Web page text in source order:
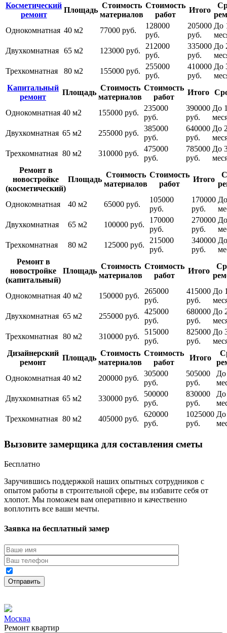
Косметический
ремонт
Площадь
Стоимость
материалов
Стоимость
работ
Итого
Однокомнатная 40 м2 77000 руб.
128000
руб.
205000
руб.
До
Двухкомнатная 65 м2 123000 руб.
212000
руб.
335000
руб.
До
Трехкомнатная
80 м2 155000 руб.
255000
руб.
410000
руб.
До
Капитальный
ремонт
Площадь
Стоимость
материалов
Стоимость
работ
Итого
Однокомнатная 40 м2 155000 руб.
235000
руб.
390000
руб.
До
Двухкомнатная 65 м2 255000 руб.
385000
руб.
640000
руб.
До
Трехкомнатная 80 м2 310000 руб.
475000
руб.
785000
руб.
До
Ремонт в
новостройке
(косметический)
Площадь
Стоимость
материалов
Стоимость
работ
Итого
Однокомнатная 40 м2 65000 руб.
105000
руб.
170000
руб.
Двухкомнатная
65 м2 100000 руб.
170000
руб.
270000
руб.
Трехкомнатная
80 м2 125000 руб.
215000
руб.
340000
руб.
Ремонт в
новостройке
(капитальный)
Площадь
Стоимость
материалов
Стоимость
работ
Итого
Однокомнатная 40 м2 150000 руб.
265000
руб.
415000
руб.
До
Двухкомнатная 65 м2 255000 руб.
425000
руб.
680000
руб.
До
Трехкомнатная 80 м2 310000 руб.
515000
руб.
825000
руб.
До
Дизайнерский
ремонт
Площадь
Стоимость
материалов
Стоимость
работ
Итого
Однокомнатная 40 м2 200000 руб.
305000
руб.
505000
руб.
До
Двухкомнатная 65 м2 330000 руб.
500000
руб.
830000
руб.
До
Трехкомнатная 80 м2 405000 руб.
620000
руб.
1025000
руб.
До
Вызовите замерщика для составления сметы
Бесплатно
Заручившись поддержкой наших опытных сотрудников с
опытом работы в строительной сфере, вы избавите себя от
хлопот. Мы поможем вам оперативно и качественно
воплотить все ваши мечты.
Заявка на бесплатный замер
Москва
Ремонт квартир